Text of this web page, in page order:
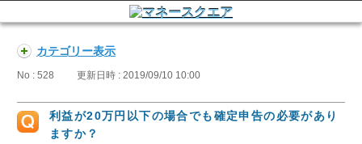
カテゴリー表示
No : 528 更新日時 : 2019/09/10 10:00
利益が20万円以下の場合でも確定申告の必要があり
ますか？